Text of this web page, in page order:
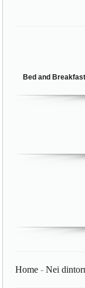
Bed and
Home -Nei